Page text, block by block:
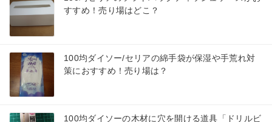
すすめ！売り場はどこ？
100均ダイソー/セリアの綿手袋が保湿や手荒れ対
策におすすめ！売り場は？
100均ダイソーの木材に穴を開ける道具「ドリルビ